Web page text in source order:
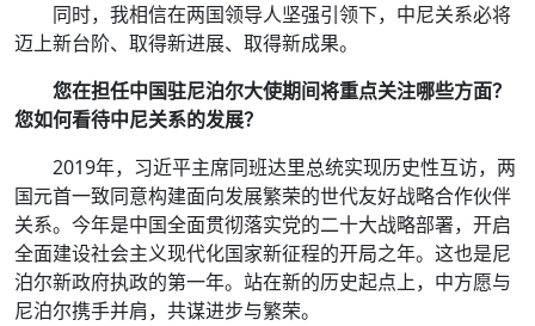
同时，我相信在两国领导人坚强引领下，中尼关系必将
迈上新台阶、取得新进展、取得新成果。
您在担任中国驻尼泊尔大使期间将重点关注哪些方面？
您如何看待中尼关系的发展？
2019年，习近平主席同班达里总统实现历史性互访，两
国元首一致同意构建面向发展繁荣的世代友好战略合作伙伴
关系。今年是中国全面贯彻落实党的二十大战略部署，开启
全面建设社会主义现代化国家新征程的开局之年。这也是尼
泊尔新政府执政的第一年。站在新的历史起点上，中方愿与
尼泊尔携手并肩，共谋进步与繁荣。